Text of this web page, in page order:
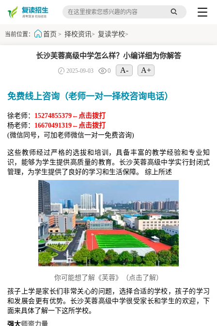
当前位置： 首页 > 择校资讯> 复读学校>
长沙芙蓉高级中学怎么样？小编详细为你解答
2025-09-03 0 A- A+
免费线上咨询（老师一对一择校咨询电话）
徐老师： 15274855379←点击拨打
杨老师： 16670491319←点击拨打
(微信同号，可加老师微信一对一免费咨询)
这些教师经过严格的选拔和培训，具备丰富的教学经验和专业知
识，能够为学生提供高质量的教育。长沙芙蓉高级中学实行封闭式
管理，为学生提供了良好的学习和生活保障。 综上所述
你可能想了解《芙蓉》（点击了解）
孩子上学是家长们非常关心的问题，选择合适的学校，孩子的学习
和发展会更有优势。长沙芙蓉高级中学很受家长和学生的欢迎，下
面来具体了解一下这所学校。
强大师资力量